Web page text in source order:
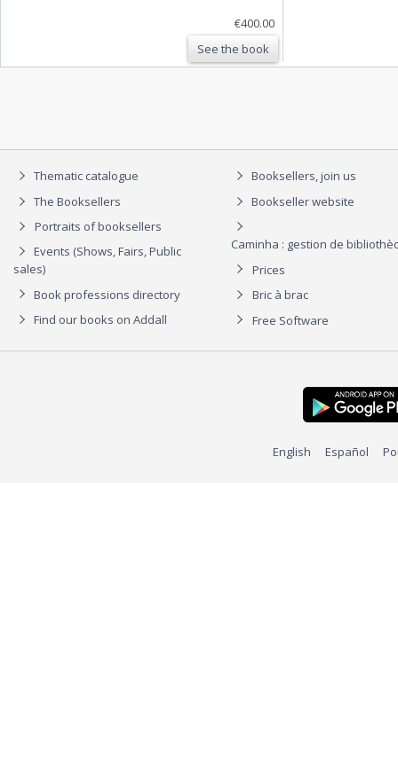
€400.00
See the book
Thematic catalogue
The Booksellers
Portraits of booksellers
Events (Shows, Fairs, Public
sales)
Book professions directory
Find our books on Addall
Booksellers, join us
Bookseller website
Caminha : gestion de
Prices
Bric à brac
Free Software
English Español